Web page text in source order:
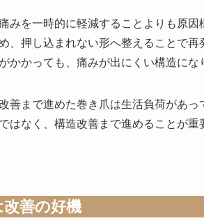
みを一時的に軽減することよりも原
、押し込まれない形へ整えることで
かかっても、痛みが出にくい構造にな
善まで進めた巻き爪は生活負荷があ
はなく、構造改善まで進めることが重
善の好機